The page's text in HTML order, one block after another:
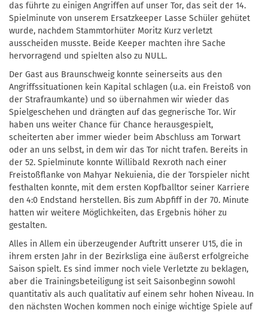
das führte zu einigen Angriffen auf unser Tor, das seit der 14.
Spielminute von unserem Ersatzkeeper Lasse Schüler gehütet
wurde, nachdem Stammtorhüter Moritz Kurz verletzt
ausscheiden musste. Beide Keeper machten ihre Sache
hervorragend und spielten also zu NULL.
Der Gast aus Braunschweig konnte seinerseits aus den
Angriffssituationen kein Kapital schlagen (u.a. ein Freistoß von
der Strafraumkante) und so übernahmen wir wieder das
Spielgeschehen und drängten auf das gegnerische Tor. Wir
haben uns weiter Chance für Chance herausgespielt,
scheiterten aber immer wieder beim Abschluss am Torwart
oder an uns selbst, in dem wir das Tor nicht trafen. Bereits in
der 52. Spielminute konnte Willibald Rexroth nach einer
Freistoßflanke von Mahyar Nekuienia, die der Torspieler nicht
festhalten konnte, mit dem ersten Kopfballtor seiner Karriere
den 4:0 Endstand herstellen. Bis zum Abpfiff in der 70. Minute
hatten wir weitere Möglichkeiten, das Ergebnis höher zu
gestalten.
Alles in Allem ein überzeugender Auftritt unserer U15, die in
ihrem ersten Jahr in der Bezirksliga eine äußerst erfolgreiche
Saison spielt. Es sind immer noch viele Verletzte zu beklagen,
aber die Trainingsbeteiligung ist seit Saisonbeginn sowohl
quantitativ als auch qualitativ auf einem sehr hohen Niveau. In
den nächsten Wochen kommen noch einige wichtige Spiele auf